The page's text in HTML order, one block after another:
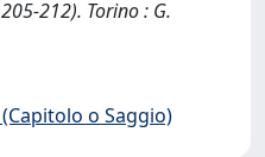
212). Torino : G.
o Saggio)